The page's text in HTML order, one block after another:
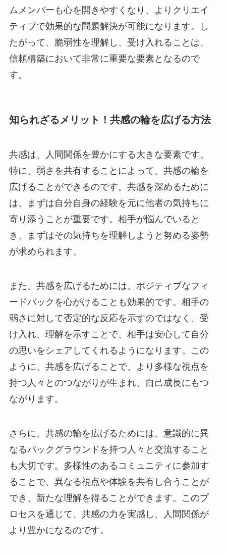
ムメンバーも心を開きやすくなり、よりクリエイ
ティブで効果的な問題解決が可能になります。し
たがって、脆弱性を理解し、受け入れることは、
信頼構築において非常に重要な要素となるので
す。
知られざるメリット！共感の輪を広げる方法
共感は、人間関係を豊かにする大きな要素です。
特に、弱さを共有することによって、共感の輪を
広げることができるのです。共感を深めるために
は、まずは自分自身の経験を元に他者の気持ちに
寄り添うことが重要です。相手が悩んでいると
き、まずはその気持ちを理解しようと努める姿勢
が求められます。
また、共感を広げるためには、ポジティブなフィ
ードバックを心がけることも効果的です。相手の
弱さに対して否定的な反応を示すのではなく、受
け入れ、理解を示すことで、相手は安心して自分
の思いをシェアしてくれるようになります。この
ように、共感を広げることで、より多様な視点を
持つ人々とのつながりが生まれ、自己成長にもつ
ながります。
さらに、共感の輪を広げるためには、意識的に異
なるバックグラウンドを持つ人々と交流すること
も大切です。多様性のあるコミュニティに参加す
ることで、異なる視点や体験を共有し合うことが
でき、新たな理解を得ることができます。このプ
ロセスを通じて、共感の力を実感し、人間関係が
より豊かになるのです。